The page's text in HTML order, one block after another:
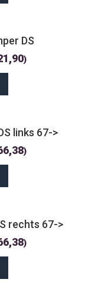
DS
)
links 67->
)
rechts 67->
)